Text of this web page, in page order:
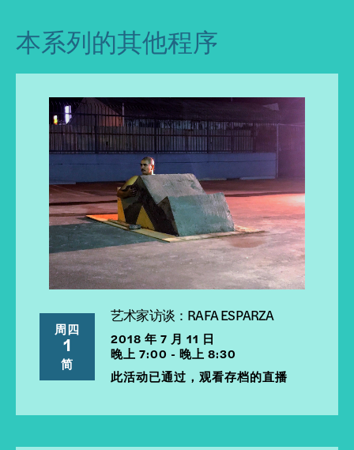
本系列的其他程序
周四
1
简
艺术家访谈：RAFA ESPARZA
2018 年 7 月 11 日
晚上 7:00 - 晚上 8:30
此活动已通过，观看存档的直播